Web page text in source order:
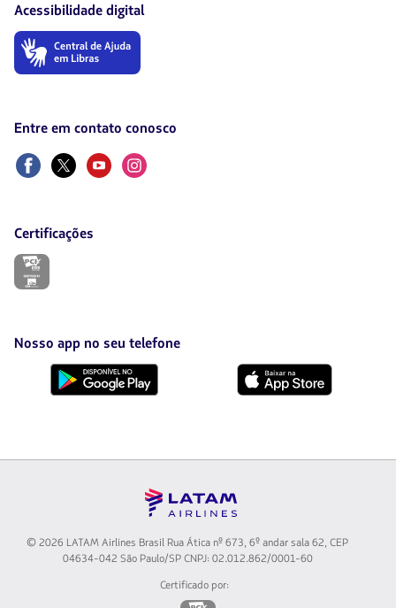
Acessibilidade digital
O
será
nova
aba.
Entre em contato conosco
FacebookTwitterYoutubeInstagram
Certificações
O
uma
nova
aba.
Nosso app no seu telefone
© 2026 LATAM Airlines Brasil Rua Ática nº 673, 6º andar sala 62, CEP
04634-042 São Paulo/SP CNPJ: 02.012.862/0001-60
Certificado por: